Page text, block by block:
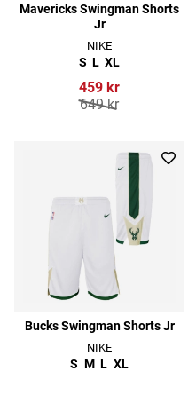
Mavericks Swingman Shorts
Jr
NIKE
S L XL
459 kr
649 kr
Bucks Swingman Shorts Jr
NIKE
S M L XL